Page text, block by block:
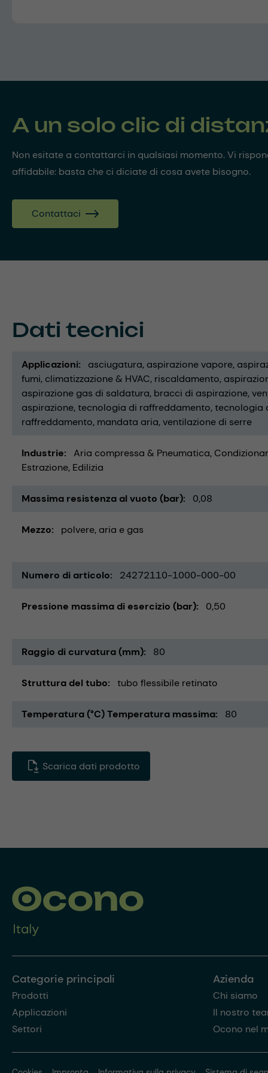
A un solo clic di
Non esitate a contattarci in qualsiasi momento. Vi
affidabile: basta che ci diciate di cosa avete bisogno.
Contattaci
Dati tecnici
Applicazioni asciugatura aspirazione vapore
fumi climatizzazione & HVAC riscaldamento
aspirazione gas di saldatura bracci di aspirazione
aspirazione tecnologia di raffreddamento tecnologia
raffreddamento mandata aria ventilazione di serre
Industrie Aria compressa & Pneumatica
Estrazione Edilizia
Massima resistenza al vuoto (bar) 0,08
Mezzo polvere aria e gas
Numero di articolo 24272110-1000-000-00
Pressione massima di esercizio (bar) 0,50
Raggio di curvatura (mm) 80
Struttura del tubo tubo flessibile retinato
Temperatura (°C) Temperatura massima 80
Scarica dati prodotto
Categorie principali
Prodotti
Applicazioni
Settori
Azienda
Chi siamo
Il nostro
Ocono nel